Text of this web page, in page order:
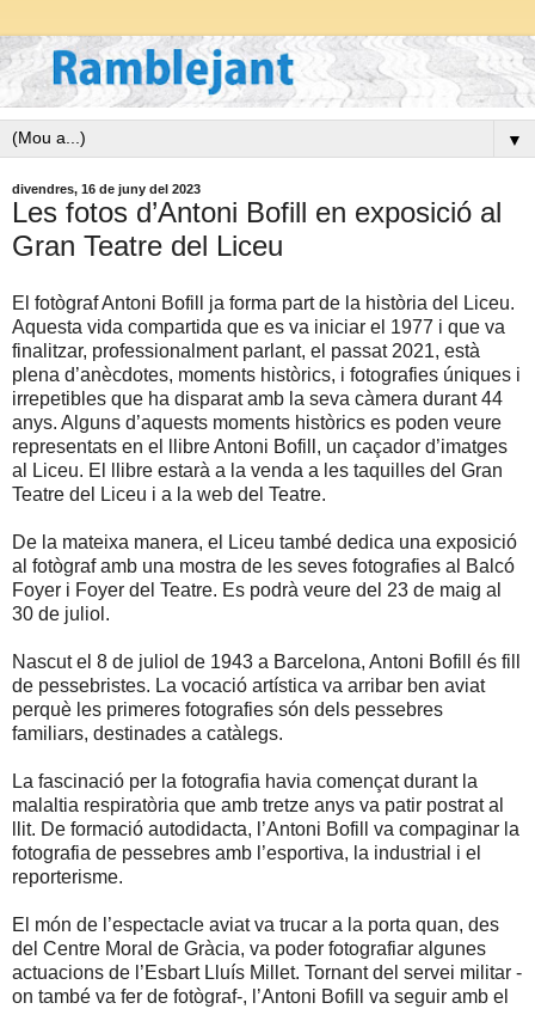
▼
divendres, 16 de juny del 2023
Les fotos d’Antoni Bofill en exposició al
Gran Teatre del Liceu
El fotògraf Antoni Bofill ja forma part de la història del Liceu.
Aquesta vida compartida que es va iniciar el 1977 i que va
finalitzar, professionalment parlant, el passat 2021, està
plena d’anècdotes, moments històrics, i fotografies úniques i
irrepetibles que ha disparat amb la seva càmera durant 44
anys. Alguns d’aquests moments històrics es poden veure
representats en el llibre Antoni Bofill, un caçador d’imatges
al Liceu. El llibre estarà a la venda a les taquilles del Gran
Teatre del Liceu i a la web del Teatre.
De la mateixa manera, el Liceu també dedica una exposició
al fotògraf amb una mostra de les seves fotografies al Balcó
Foyer i Foyer del Teatre. Es podrà veure del 23 de maig al
30 de juliol.
Nascut el 8 de juliol de 1943 a Barcelona, Antoni Bofill és fill
de pessebristes. La vocació artística va arribar ben aviat
perquè les primeres fotografies són dels pessebres
familiars, destinades a catàlegs.
La fascinació per la fotografia havia començat durant la
malaltia respiratòria que amb tretze anys va patir postrat al
llit. De formació autodidacta, l’Antoni Bofill va compaginar la
fotografia de pessebres amb l’esportiva, la industrial i el
reporterisme.
El món de l’espectacle aviat va trucar a la porta quan, des
del Centre Moral de Gràcia, va poder fotografiar algunes
actuacions de l’Esbart Lluís Millet. Tornant del servei militar -
on també va fer de fotògraf-, l’Antoni Bofill va seguir amb el